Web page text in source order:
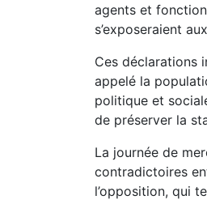
agents et
s’exposeraient
Ces déclarations
appelé la
politique et
de préserver la
La journée de
contradictoires
l’opposition, qui